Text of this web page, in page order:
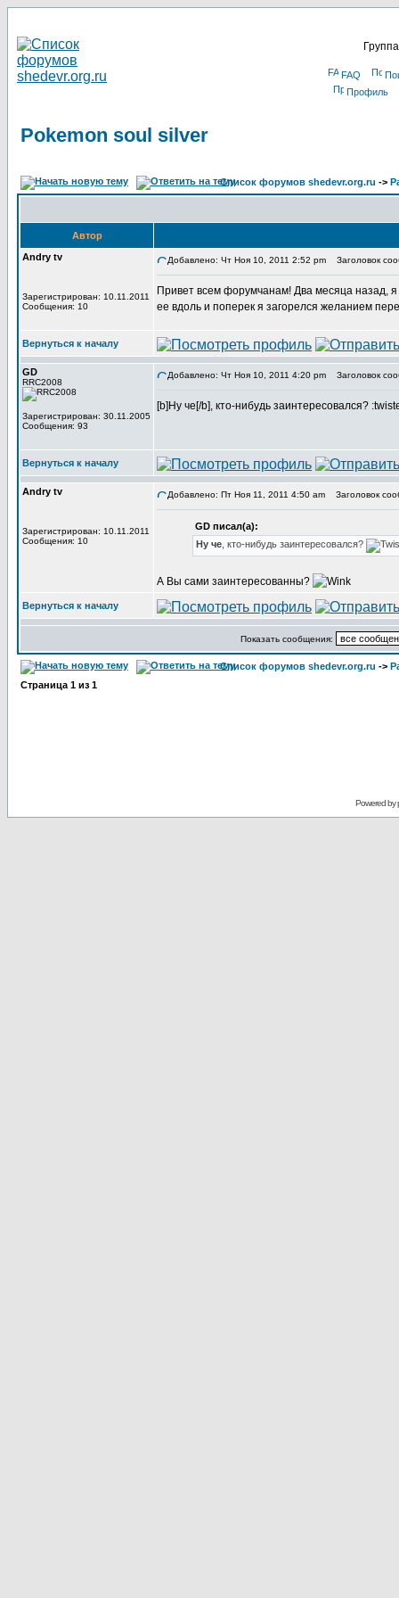
FAQ
Профиль
Pokemon soul silver
Список форумов shedevr.org.ru ->
Автор
Andry tv
Зарегистрирован: 10.11.2011
Сообщения: 10
Добавлено: Чт Ноя 10, 2011 2:52 pm Заголовок
Привет всем форумчанам! Два месяца назад,
ее вдоль и поперек я загорелся желанием
Вернуться к началу
GD
RRC2008
Зарегистрирован: 30.11.2005
Сообщения: 93
Добавлено: Чт Ноя 10, 2011 4:20 pm Заголовок
[b]Ну че[/b], кто-нибудь заинтересовался?
Вернуться к началу
Andry tv
Зарегистрирован: 10.11.2011
Сообщения: 10
Добавлено: Пт Ноя 11, 2011 4:50 am Заголовок
GD писал(а):
Ну че , кто-нибудь заинтересовался?
А Вы сами заинтересованны?
Вернуться к началу
Показать сообщения:
Список форумов shedevr.org.ru ->
Страница 1 из 1
Powered by